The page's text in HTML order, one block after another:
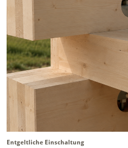
Entgeltliche Einschaltung